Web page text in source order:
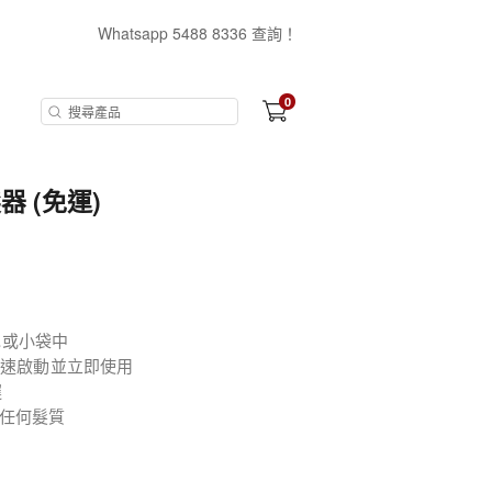
Whatsapp 5488 8336 查詢！
0
(免運)
小袋中
啟動並立即使用
何髮質